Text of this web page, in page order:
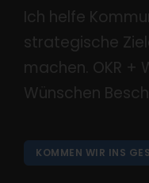
Ich helfe
strategische
machen. OKR +
Wünschen
KOMMEN WIR INS